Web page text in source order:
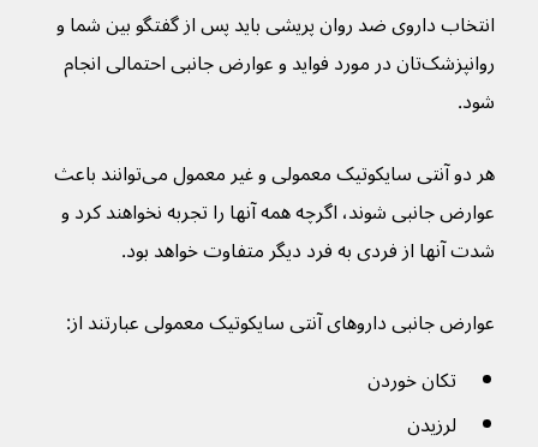
انتخاب داروی ضد روان پریشی باید پس از گفتگو بین شما و
روانپزشک‌تان در مورد فواید و عوارض جانبی احتمالی انجام
شود.
هر دو آنتی سایکوتیک معمولی و غیر معمول می‌توانند باعث
عوارض جانبی شوند، اگرچه همه آنها را تجربه نخواهند کرد و
شدت آنها از فردی به فرد دیگر متفاوت خواهد بود.
عوارض جانبی داروهای آنتی سایکوتیک معمولی عبارتند از:
تکان خوردن
لرزیدن